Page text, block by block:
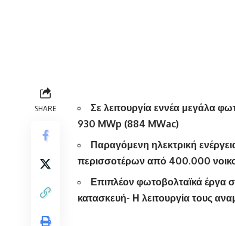
SHARE
Σε λειτουργία εννέα μεγάλα
930 MWp (884 MWac)
Παραγόμενη ηλεκτρική
περισσοτέρων από 400.000
Επιπλέον φωτοβολταϊκά έργα
κατασκευή- Η λειτουργία τους